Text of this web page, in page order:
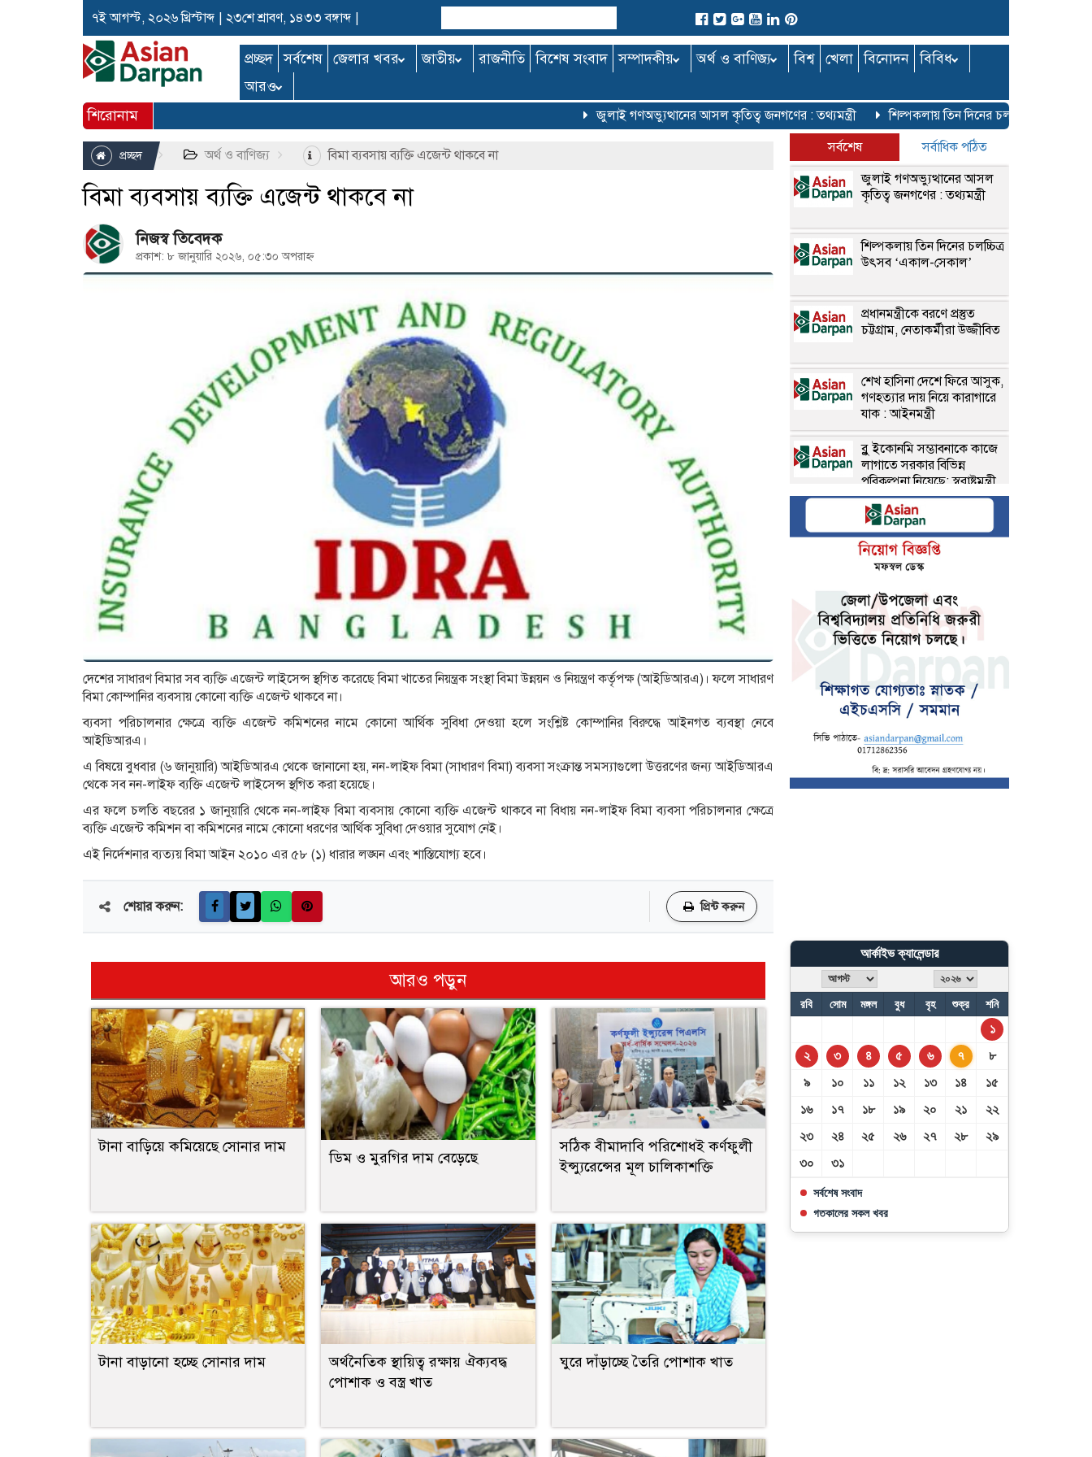
৭ই আগস্ট, ২০২৬ খ্রিস্টাব্দ ২৩শে শ্রাবণ, ১৪৩৩ বঙ্গাব্দ
প্রচ্ছদ সর্বশেষ জেলার খবর জাতীয় রাজনীতি বিশেষ সংবাদ সম্পাদকীয় অর্থ ও বাণিজ্য বিশ্ব খেলা বিনোদন
বিবিধ
আরও
শিরোনাম
জুলাই গণঅভ্যুত্থানের আসল কৃতিত্ব জনগণের : তথ্যমন্ত্রী শিল্পকলায় তিন দিনের চলচ্চিত্র উৎসব ‘একাল-
প্রচ্ছদ অর্থ ও বাণিজ্য বিমা ব্যবসায় ব্যক্তি এজেন্ট থাকবে না
বিমা ব্যবসায় ব্যক্তি এজেন্ট থাকবে না
নিজস্ব তিবেদক
প্রকাশ: ৮ জানুয়ারি ২০২৬, ০৫:৩০ অপরাহ্ন
দেশের সাধারণ বিমার সব ব্যক্তি এজেন্ট লাইসেন্স স্থগিত করেছে বিমা খাতের নিয়ন্ত্রক সংস্থা বিমা উন্নয়ন ও নিয়ন্ত্রণ কর্তৃপক্ষ (আইডিআরএ)। ফলে সাধারণ
বিমা কোম্পানির ব্যবসায় কোনো ব্যক্তি এজেন্ট থাকবে না।
ব্যবসা পরিচালনার ক্ষেত্রে ব্যক্তি এজেন্ট কমিশনের নামে কোনো আর্থিক সুবিধা দেওয়া হলে সংশ্লিষ্ট কোম্পানির বিরুদ্ধে আইনগত ব্যবস্থা নেবে
আইডিআরএ।
এ বিষয়ে বুধবার (৬ জানুয়ারি) আইডিআরএ থেকে জানানো হয়, নন-লাইফ বিমা (সাধারণ বিমা) ব্যবসা সংক্রান্ত সমস্যাগুলো উত্তরণের জন্য আইডিআরএ
থেকে সব নন-লাইফ ব্যক্তি এজেন্ট লাইসেন্স স্থগিত করা হয়েছে।
এর ফলে চলতি বছরের ১ জানুয়ারি থেকে নন-লাইফ বিমা ব্যবসায় কোনো ব্যক্তি এজেন্ট থাকবে না বিধায় নন-লাইফ বিমা ব্যবসা পরিচালনার ক্ষেত্রে
ব্যক্তি এজেন্ট কমিশন বা কমিশনের নামে কোনো ধরণের আর্থিক সুবিধা দেওয়ার সুযোগ নেই।
এই নির্দেশনার ব্যত্যয় বিমা আইন ২০১০ এর ৫৮ (১) ধারার লঙ্ঘন এবং শাস্তিযোগ্য হবে।
শেয়ার করুন: প্রিন্ট করুন
আরও পড়ুন
টানা বাড়িয়ে কমিয়েছে সোনার দাম
ডিম ও মুরগির দাম বেড়েছে
সঠিক বীমাদাবি পরিশোধই কর্ণফুলী
ইন্স্যুরেন্সের মূল চালিকাশক্তি
টানা বাড়ানো হচ্ছে সোনার দাম
অর্থনৈতিক স্থায়িত্ব রক্ষায় ঐক্যবদ্ধ
পোশাক ও বস্ত্র খাত
ঘুরে দাঁড়াচ্ছে তৈরি পোশাক খাত
সর্বশেষ
সর্বাধিক পঠিত
জুলাই গণঅভ্যুত্থানের আসল
কৃতিত্ব জনগণের : তথ্যমন্ত্রী
শিল্পকলায় তিন দিনের চলচ্চিত্র
উৎসব ‘একাল-সেকাল’
প্রধানমন্ত্রীকে বরণে প্রস্তুত
চট্টগ্রাম, নেতাকর্মীরা উজ্জীবিত
শেখ হাসিনা দেশে ফিরে আসুক,
গণহত্যার দায় নিয়ে কারাগারে
যাক : আইনমন্ত্রী
ব্লু ইকোনমি সম্ভাবনাকে কাজে
লাগাতে সরকার বিভিন্ন
পরিকল্পনা নিয়েছে: স্বরাষ্ট্রমন্ত্রী
প্রকৃতি সংরক্ষণ করে পর্যটন
শিল্পের উন্নয়ন করা হবে:
স্বরাষ্ট্রমন্ত্রী
অপপ্রচারের বিরুদ্ধে সতর্ক
করল পুলিশ
শর্তসাপেক্ষে’ দেশে ফিরে
বিচারের মুখোমুখি হতে চান
সাকিব
হাসিনার বক্তব্য ‘সমর্থন করে
না’ ভারত, যা জানালেন
জয়সওয়াল
পর্নোগ্রাফি ভিডিও বানিয়ে
আর্কাইভ ক্যালেন্ডার
রবি সোম মঙ্গল বুধ বৃহ শুক্র শনি
১
২
৩ ৪ ৫ ৬ ৭
৮
৯
১০ ১১ ১২ ১৩ ১৪
১৫
১৬
১৭ ১৮ ১৯ ২০ ২১
২২
২৩
২৪ ২৫ ২৬ ২৭ ২৮
২৯
৩০
৩১
সর্বশেষ সংবাদ
গতকালের সকল খবর